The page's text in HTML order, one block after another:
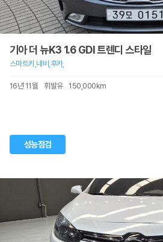
기아 더 뉴K3 1.6 GDI 트렌디 스타일
스마트키,네비,후카,
16년 11월 휘발유 150,000km
성능점검